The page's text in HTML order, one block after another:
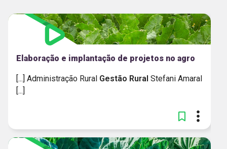
Elaboração e implantação de projetos no agro
[...] Administração Rural Gestão Rural Stefani Amaral
[...]